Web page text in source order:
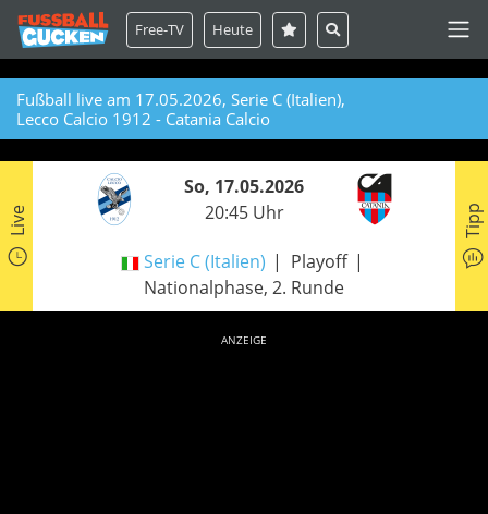
Free-TV Heute
Fußball live am 17.05.2026, Serie C (Italien),
Lecco Calcio 1912 - Catania Calcio
Live
So, 17.05.2026
20:45 Uhr
Serie C (Italien)
Playoff
Nationalphase, 2. Runde
Tipp
ANZEIGE